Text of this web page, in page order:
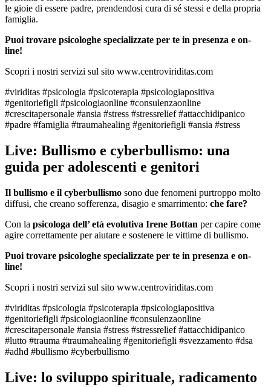
le gioie di essere padre, prendendosi cura di sé stessi e della propria
famiglia.
Puoi trovare psicologhe specializzate per te in presenza e on-
line!
Scopri i nostri servizi sul sito www.centroviriditas.com
#viriditas #psicologia #psicoterapia #psicologiapositiva
#genitoriefigli #psicologiaonline #consulenzaonline
#crescitapersonale #ansia #stress #stressrelief #attacchidipanico
#padre #famiglia #traumahealing #genitoriefigli #ansia #stress
Live: Bullismo e cyberbullismo: una
guida per adolescenti e genitori
Il bullismo e il cyberbullismo sono due fenomeni purtroppo molto
diffusi, che creano sofferenza, disagio e smarrimento: che fare?
Con la psicologa dell’ età evolutiva Irene Bottan per capire come
agire correttamente per aiutare e sostenere le vittime di bullismo.
Puoi trovare psicologhe specializzate per te in presenza e on-
line!
Scopri i nostri servizi sul sito www.centroviriditas.com
#viriditas #psicologia #psicoterapia #psicologiapositiva
#genitoriefigli #psicologiaonline #consulenzaonline
#crescitapersonale #ansia #stress #stressrelief #attacchidipanico
#lutto #trauma #traumahealing #genitoriefigli #svezzamento #dsa
#adhd #bullismo #cyberbullismo
Live: lo sviluppo spirituale, radicamento